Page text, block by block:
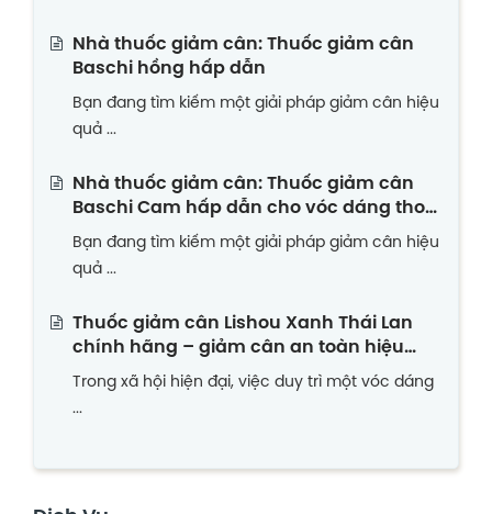
Nhà thuốc giảm cân: Thuốc giảm cân
Baschi hồng hấp dẫn
Bạn đang tìm kiếm một giải pháp giảm cân hiệu
quả ...
Nhà thuốc giảm cân: Thuốc giảm cân
Baschi Cam hấp dẫn cho vóc dáng thon
gọn
Bạn đang tìm kiếm một giải pháp giảm cân hiệu
quả ...
Thuốc giảm cân Lishou Xanh Thái Lan
chính hãng – giảm cân an toàn hiệu
quả
Trong xã hội hiện đại, việc duy trì một vóc dáng
...